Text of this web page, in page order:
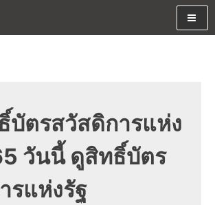
ละมีรีไฟแนนซ์ด้วย
บัตรสวัสดิการแห่ง
วันนี้ ดูสิทธิ์บัตร
รแห่งรัฐ